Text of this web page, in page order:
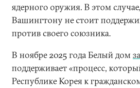
ядерного оружия. В этом
Вашингтону не стоит
против своего союзника.
В ноябре 2025 года Белый дом
поддерживает «процесс,
Республике Корея к